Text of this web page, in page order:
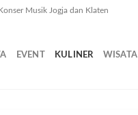
Musik Jogja dan Klaten
EVENT KULINER WISATA